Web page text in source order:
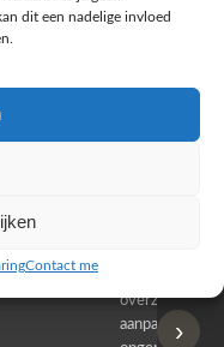
dit een nadelige invloed
Contact me
en
oogt,
wij zijn. Ook
zijn
›